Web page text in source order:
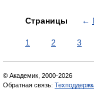
Страницы ←
1 2 3
© Академик, 2000-2026
Обратная связь: